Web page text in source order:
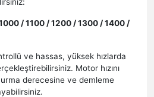
/ 1100 / 1200 / 1300 / 1400 /
ve hassas, yüksek hızlarda
Motor hızını
derecesine ve demleme